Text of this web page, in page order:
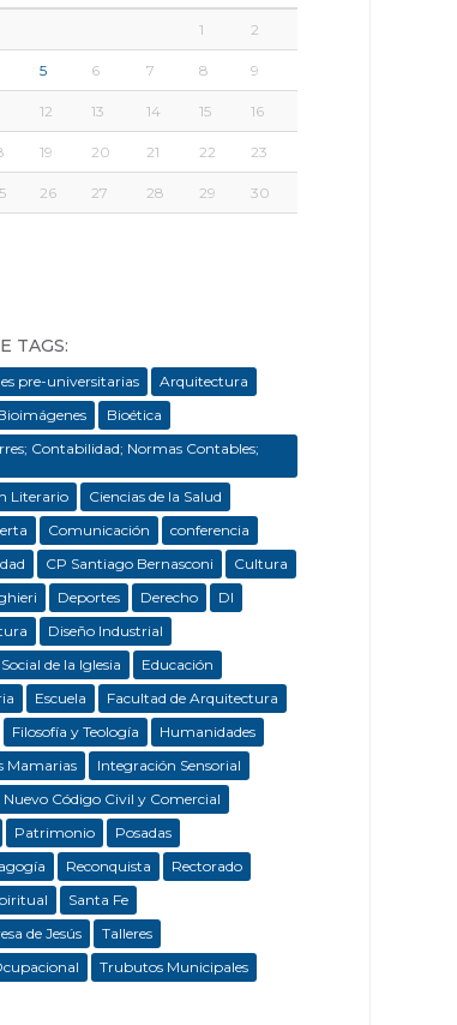
1 2
5 6 7 8 9
12 13 14 15 16
19 20 21 22 23
26 27 28 29 30
TAGS:
pre-universitarias
Arquitectura
Bioética
Contabilidad; Normas Contables;
Literario
Ciencias de la Salud
Comunicación
conferencia
CP Santiago Bernasconi
Cultura
Deportes Derecho
DI
Diseño Industrial
de la Iglesia
Educación
Escuela
Facultad de Arquitectura
Filosofía y Teología
Humanidades
Mamarias
Integración Sensorial
Nuevo Código Civil y Comercial
Patrimonio
Posadas
Reconquista
Rectorado
Santa Fe
de Jesús
Talleres
Trubutos Municipales